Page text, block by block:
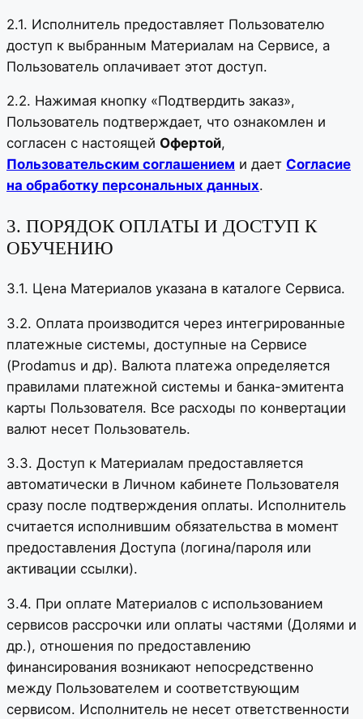
2.1. Исполнитель предоставляет Пользователю
доступ к выбранным Материалам на Сервисе, а
Пользователь оплачивает этот доступ.
2.2. Нажимая кнопку «Подтвердить заказ»,
Пользователь подтверждает, что ознакомлен и
согласен с настоящей Офертой,
Пользовательским соглашением и дает Согласие
на обработку персональных данных.
3. ПОРЯДОК ОПЛАТЫ И ДОСТУП К
ОБУЧЕНИЮ
3.1. Цена Материалов указана в каталоге Сервиса.
3.2. Оплата производится через интегрированные
платежные системы, доступные на Сервисе
(Prodamus и др). Валюта платежа определяется
правилами платежной системы и банка-эмитента
карты Пользователя. Все расходы по конвертации
валют несет Пользователь.
3.3. Доступ к Материалам предоставляется
автоматически в Личном кабинете Пользователя
сразу после подтверждения оплаты. Исполнитель
считается исполнившим обязательства в момент
предоставления Доступа (логина/пароля или
активации ссылки).
3.4. При оплате Материалов с использованием
сервисов рассрочки или оплаты частями (Долями и
др.), отношения по предоставлению
финансирования возникают непосредственно
между Пользователем и соответствующим
сервисом. Исполнитель не несет ответственности